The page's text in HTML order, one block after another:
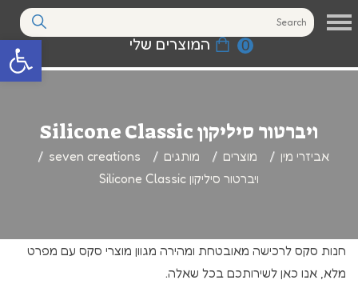
פתח סרגל 0 המוצרים שלי
ויברטור סיליקון Silicone Classic
אביזרי מין מוצרים מותגים
seven creations
ויברטור סיליקון Silicone Classic
חנות סקס לרכישה מאובטחת ומהירה מגוון מוצרי סקס עם מפרט
מלא, אנו כאן לשירותכם בכל שאלה.